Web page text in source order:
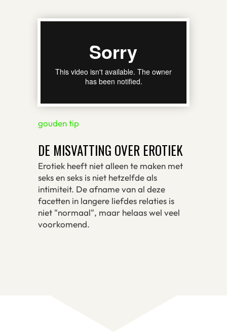
gouden tip
DE MISVATTING OVER EROTIEK
Erotiek heeft niet alleen te maken met
seks en seks is niet hetzelfde als
intimiteit. De afname van al deze
facetten in langere liefdes relaties is
niet "normaal", maar helaas wel veel
voorkomend.